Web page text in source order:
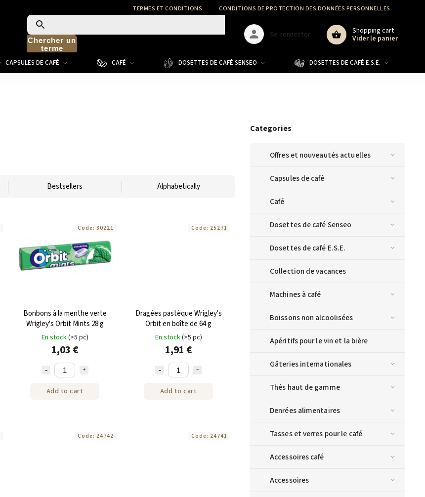
TERMES ET CONDITIONS CONDITIONS DE PROTECTION DES DONNÉES PERSONNELLES
Chercher un
terme
Shopping cart
Vider le panier
Se connecter
CAPSULES DE CAFÉ CAFÉ DOSETTES DE CAFÉ SENSEO DOSETTES DE CAFÉ E.S.E.
Categories
Offres et nouveautés actuelles
Capsules de café
Café
Dosettes de café Senseo
Dosettes de café E.S.E.
Collection de vacances
Machines à café
Boissons non alcoolisées
Apéritifs pour le vin et la bière
Gâteries internationales
Thés haut de gamme
Denrées alimentaires
Tasses et verres pour le café
Accessoires café
Accessoires
Bestsellers Alphabetically
Bonbons à la menthe verte
Wrigley's Orbit Mints 28 g
En stock(>5 pc)
1,03 €
Add to cart
Code: 30221
Dragées pastèque Wrigley's
Orbit en boîte de 64 g
En stock(>5 pc)
1,91 €
Add to cart
Code: 25271
Code: 24742 Code: 24741